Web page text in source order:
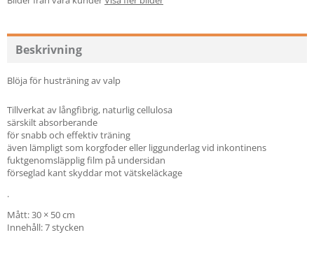
Beskrivning
Blöja för husträning av valp
Tillverkat av långfibrig, naturlig cellulosa
särskilt absorberande
för snabb och effektiv träning
även lämpligt som korgfoder eller liggunderlag vid inkontinens
fuktgenomsläpplig film på undersidan
förseglad kant skyddar mot vätskeläckage
.
Mått: 30 × 50 cm
Innehåll: 7 stycken